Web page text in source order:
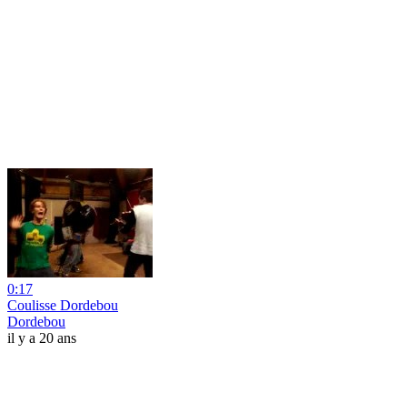
0:17
Coulisse Dordebou
Dordebou
il y a 20 ans